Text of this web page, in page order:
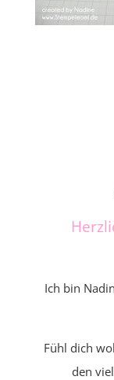
Ich bin
Fühl dich
den